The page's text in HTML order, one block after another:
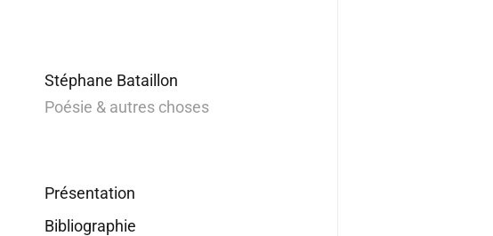
Stéphane Bataillon
Poésie & autres choses
Présentation
Bibliographie